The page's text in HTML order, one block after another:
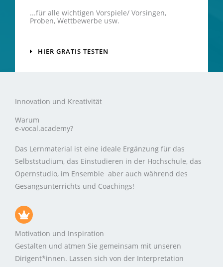
...für alle wichtigen Vorspiele/ Vorsingen,
Proben, Wettbewerbe usw.
HIER GRATIS TESTEN
Innovation und Kreativität
Warum
e-vocal.academy?
Das Lernmaterial ist eine ideale Ergänzung für das
Selbststudium, das Einstudieren in der Hochschule, das
Opernstudio, im Ensemble aber auch während des
Gesangsunterrichts und Coachings!
Motivation und Inspiration
Gestalten und atmen Sie gemeinsam mit unseren
Dirigent*innen. Lassen sich von der Interpretation